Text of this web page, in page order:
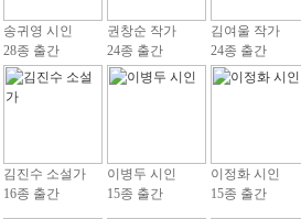
송귀영 시인
28종 출간
권창순 작가
24종 출간
김여울 작가
24종 출간
김진수 소설가
16종 출간
이병두 시인
15종 출간
이정화 시인
15종 출간